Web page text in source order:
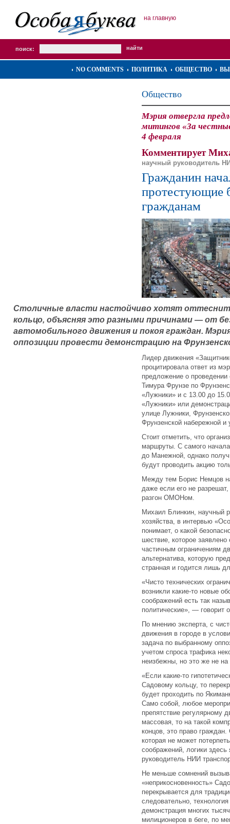
на главную
поиск:
NO COMMENTS ПОЛИТИКА ОБЩЕСТВО
Общество
Мэрия отвергла
митингов «За
4 февраля
Комментирует
научный руководитель
Гражданин
протестующие
гражданам
Столичные власти настойчиво хотят
кольцо, объясняя это разными причинами — от
автомобильного движения и покоя граждан.
оппозиции провести демонстрацию на
Лидер движения
процитировала ответ из
предложение о
Тимура Фрунзе по
«Лужники» и с 13.00 до
«Лужники» или
улице Лужники,
Фрунзенской набережной
Стоит отметить, что
маршруты. С самого
до Манежной, однако
будут проводить акцию
Между тем Борис Немцов
даже если его не
разгон ОМОНом.
Михаил Блинкин, научный
хозяйства, в интервью
понимает, о какой
шествие, которое
частичным ограничениям
альтернатива, которую
странная и годится лишь
«Чисто технических
возникли какие-то новые
соображений есть так
политические», — говорит
По мнению эксперта, с
движения в городе в
задача по выбранному
учетом спроса трафика
неизбежны, но это же не на
«Если какие-то
Садовому кольцу, то
будет проходить по
Само собой, любое
препятствие регулярному
массовая, то на такой
концов, это право
которая не может
соображений, логики
руководитель НИИ
Не меньше сомнений
«неприкосновенность»
перекрывается для
следовательно,
демонстрация многих
милиционеров в беге, по